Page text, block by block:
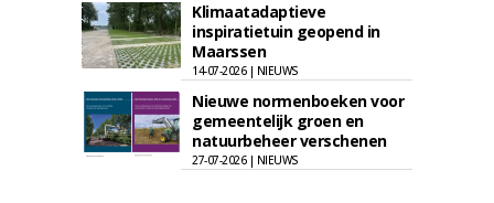
Klimaatadaptieve
inspiratietuin geopend in
Maarssen
14-07-2026 | NIEUWS
Nieuwe normenboeken voor
gemeentelijk groen en
natuurbeheer verschenen
27-07-2026 | NIEUWS